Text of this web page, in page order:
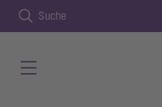
Suche